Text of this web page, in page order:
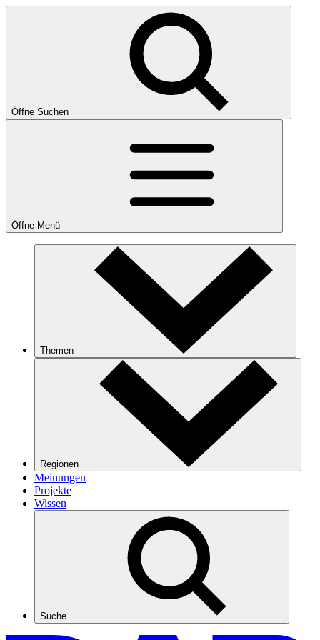
Öffne Suchen
Öffne Menü
Themen
Regionen
Meinungen
Projekte
Wissen
Suche